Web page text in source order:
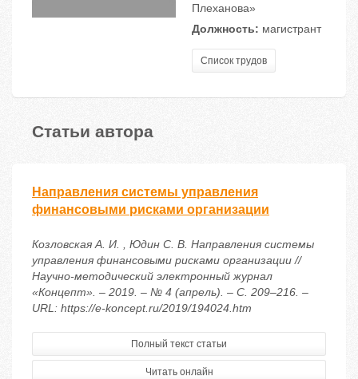
Плеханова»
Должность: магистрант
Список трудов
Статьи автора
Направления системы управления
финансовыми рисками организации
Козловская А. И. , Юдин С. В. Направления системы
управления финансовыми рисками организации //
Научно-методический электронный журнал
«Концепт». – 2019. – № 4 (апрель). – С. 209–216. –
URL: https://e-koncept.ru/2019/194024.htm
Полный текст статьи
Читать онлайн